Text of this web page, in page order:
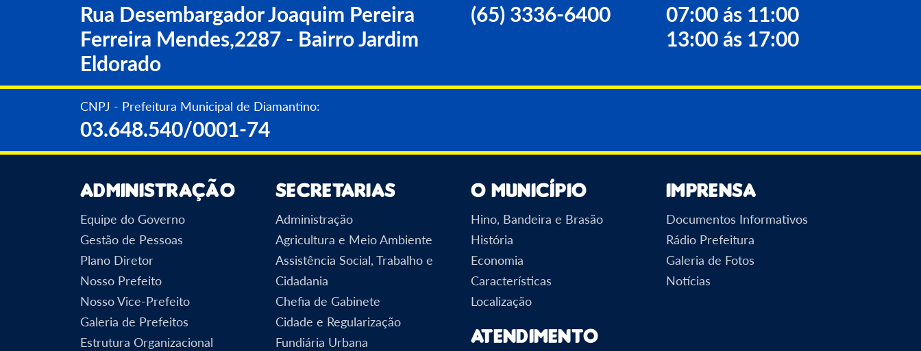
Rua Desembargador Joaquim Pereira
Ferreira Mendes,2287 - Bairro Jardim
Eldorado
(65) 3336-6400
07:00 ás 11:00
13:00 ás 17:00
CNPJ - Prefeitura Municipal de Diamantino:
03.648.540/0001-74
Administração
Equipe do Governo
Gestão de Pessoas
Plano Diretor
Nosso Prefeito
Nosso Vice-Prefeito
Galeria de Prefeitos
Estrutura Organizacional
Secretarias
Administração
Agricultura e Meio Ambiente
Assistência Social, Trabalho e
Cidadania
Chefia de Gabinete
Cidade e Regularização
Fundiária Urbana
O Município
Hino, Bandeira e Brasão
História
Economia
Características
Localização
Atendimento
Imprensa
Documentos Informativos
Rádio Prefeitura
Galeria de Fotos
Notícias